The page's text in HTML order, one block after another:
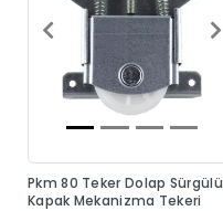
Pkm 80 Teker Dolap Sürgülü
Kapak Mekanizma Tekeri